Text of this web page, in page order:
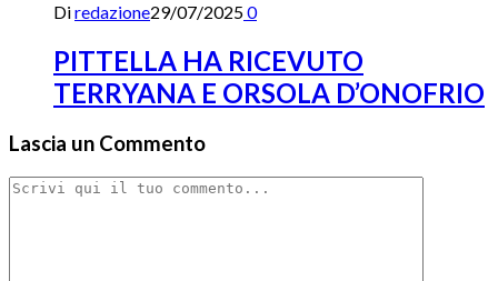
Diredazione29/07/20250
PITTELLA HA RICEVUTO
TERRYANA E ORSOLA D’ONOFRIO
Lascia un Commento